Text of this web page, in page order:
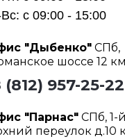
с 09:00 - 15:00
"Парнас" СПб, 1-й
переулок д.10
"Дыбенко" СПб,
шоссе 12
(812) 957-25-22